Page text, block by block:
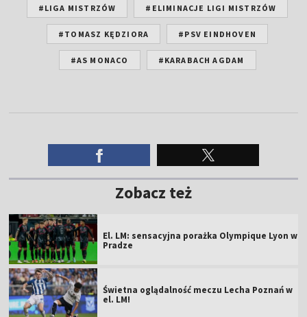
#LIGA MISTRZÓW #ELIMINACJE LIGI MISTRZÓW
#TOMASZ KĘDZIORA #PSV EINDHOVEN
#AS MONACO #KARABACH AGDAM
Zobacz też
El. LM: sensacyjna porażka Olympique Lyon w
Pradze
Świetna oglądalność meczu Lecha Poznań w
el. LM!